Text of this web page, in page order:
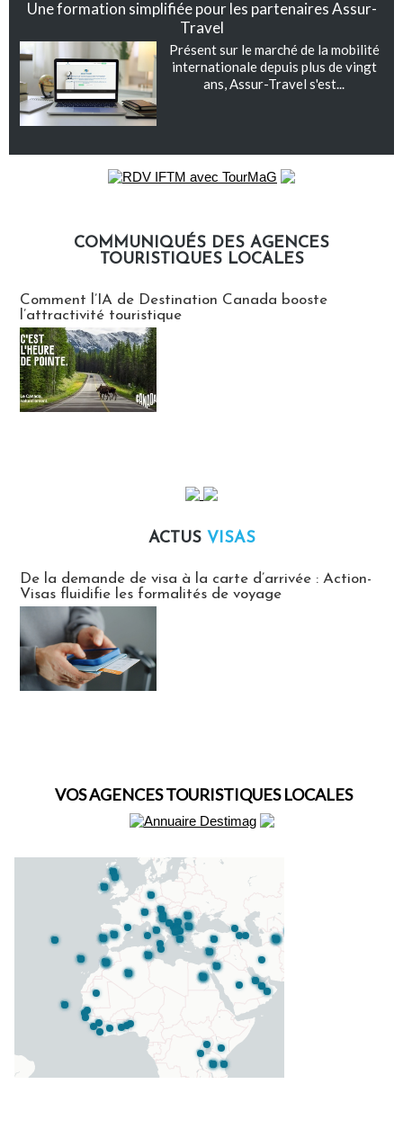
Une formation simplifiée pour les partenaires Assur-
Travel
Présent sur le marché de la mobilité
internationale depuis plus de vingt
ans, Assur-Travel s'est...
COMMUNIQUÉS DES AGENCES
TOURISTIQUES LOCALES
Comment l’IA de Destination Canada booste
l’attractivité touristique
ACTUS VISAS
De la demande de visa à la carte d’arrivée : Action-
Visas fluidifie les formalités de voyage
VOS AGENCES TOURISTIQUES LOCALES